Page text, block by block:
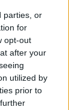
parties, or
for
opt-out
after your
utilized by
prior to